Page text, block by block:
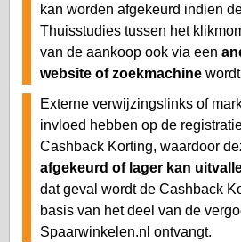
kan worden afgekeurd indien
Thuisstudies tussen het
van de aankoop ook via een
website of zoekmachine
Externe verwijzingslinks of
invloed hebben op de
Cashback Korting, waardoor
afgekeurd of lager kan
dat geval wordt de Cashback
basis van het deel van de
Spaarwinkelen.nl ontvangt.